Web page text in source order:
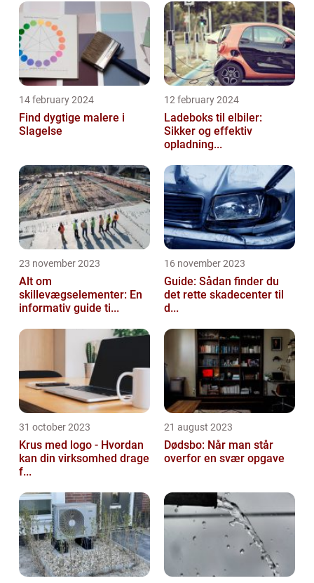
14 february 2024
Find dygtige malere i
Slagelse
12 february 2024
Ladeboks til elbiler:
Sikker og effektiv
opladning...
23 november 2023
Alt om
skillevægselementer: En
informativ guide ti...
16 november 2023
Guide: Sådan finder du
det rette skadecenter til
d...
31 october 2023
Krus med logo - Hvordan
kan din virksomhed drage
f...
21 august 2023
Dødsbo: Når man står
overfor en svær opgave